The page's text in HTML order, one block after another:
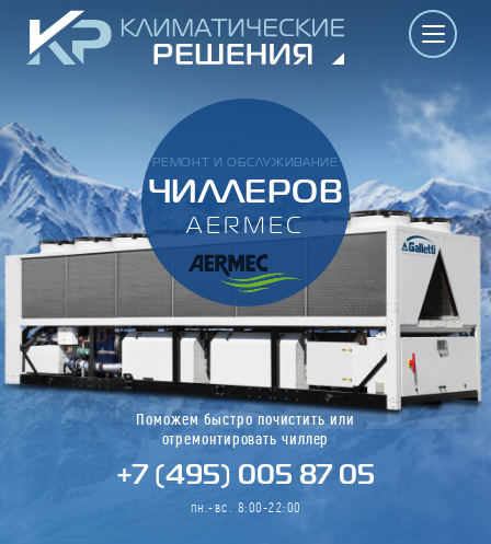
РЕМОНТ И ОБСЛУЖИВАНИЕ
ЧИЛЛЕРОВ
AERMEC
Поможем быстро почистить или
отремонтировать чиллер
+7 (495) 005 87 05
пн.-вс. 8:00-22:00